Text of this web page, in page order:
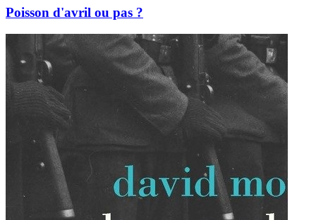
Poisson d'avril ou pas ?